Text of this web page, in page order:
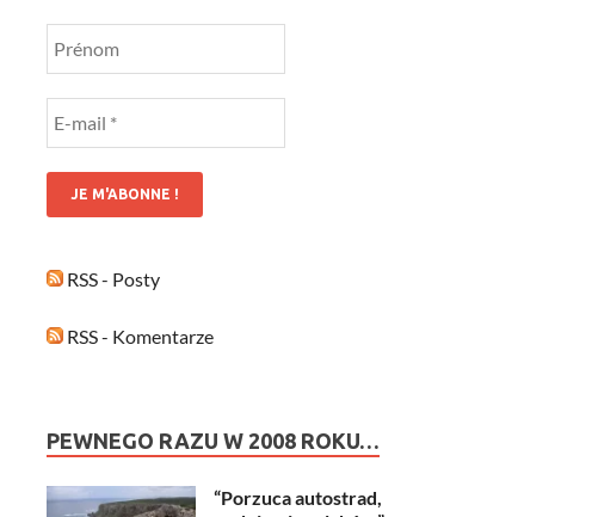
RSS - Posty
RSS - Komentarze
PEWNEGO RAZU W 2008 ROKU…
“Porzuca autostrad,